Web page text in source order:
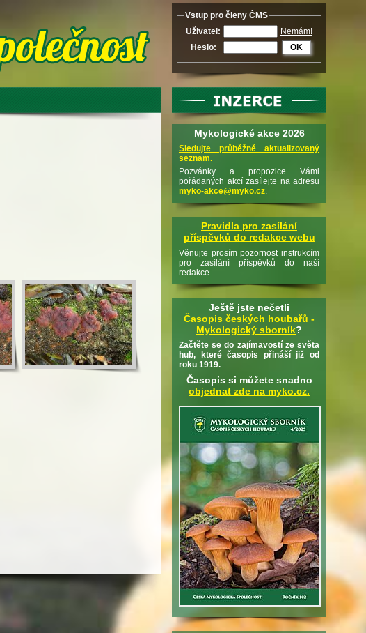
Vstup pro členy ČMS
Uživatel:
Nemám!
Heslo:
OK
Mykologické akce 2026
Sledujte průběžně aktualizovaný
seznam.
Pozvánky a propozice Vámi
pořádaných akcí zasílejte na adresu
myko-akce@myko.cz.
Pravidla pro zasílání
příspěvků do redakce webu
Věnujte prosím pozornost instrukcím
pro zasílání příspěvků do naší
redakce.
Ještě jste nečetli
Časopis českých houbařů -
Mykologický sborník?
Začtěte se do zajímavostí ze světa
hub, které časopis přináší již od
roku 1919.
Časopis si můžete snadno
objednat zde na myko.cz.